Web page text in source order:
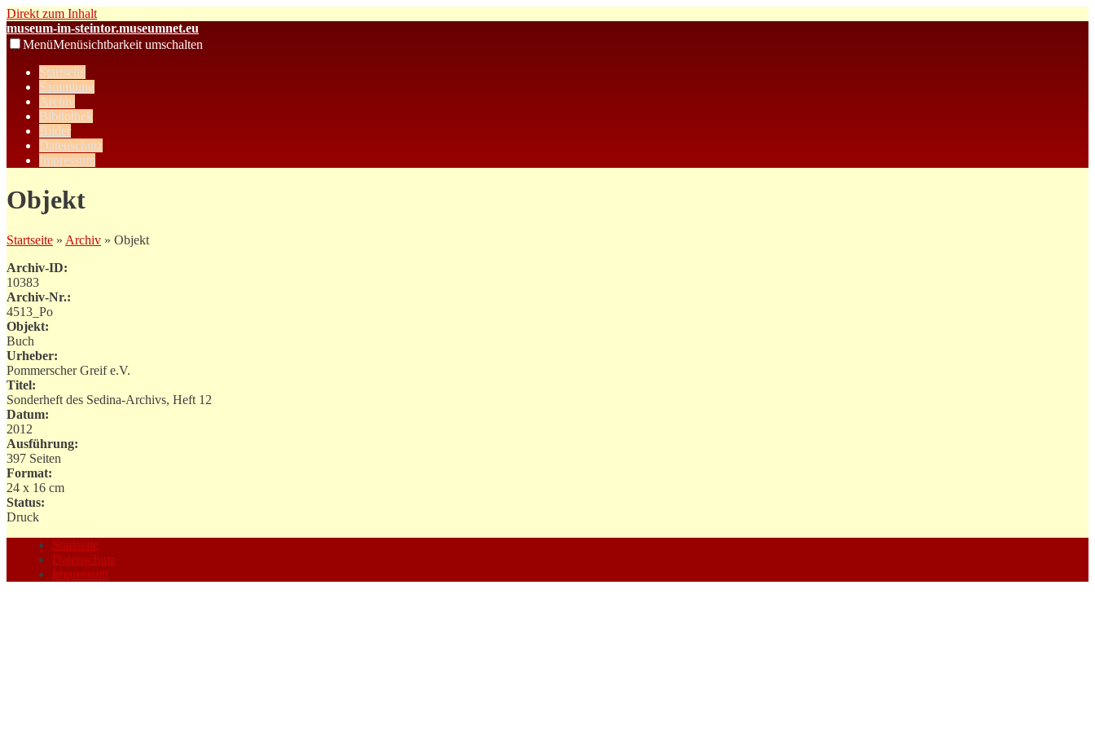
Direkt zum Inhalt
museum-im-steintor.museumnet.eu
MenüMenüsichtbarkeit umschalten
Startseite
Sammlung
Archiv
Bibliothek
Bilder
Datenschutz
Impressum
Objekt
Startseite » Archiv » Objekt
Archiv-ID:
10383
Archiv-Nr.:
4513_Po
Objekt:
Buch
Urheber:
Pommerscher Greif e.V.
Titel:
Sonderheft des Sedina-Archivs, Heft 12
Datum:
2012
Ausführung:
397 Seiten
Format:
24 x 16 cm
Status:
Druck
Startseite
Datenschutz
Impressum